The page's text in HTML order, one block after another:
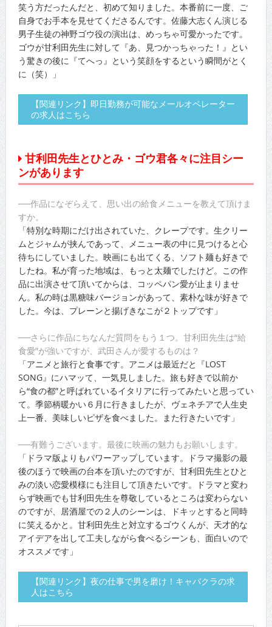
笑う方だったんだと、初めて知りました。本番前に一度、ご
自身でお手本を見せてくださるんです。佐藤大志くん演じる
男子生徒の神野ゴウ役の演出は、めっちゃ可愛かったです。
ゴウが甘利田先生に対して『あ、見つかっちゃった！』とい
う驚きの後に『てへっ』という笑顔をするという瞬間がとく
に（笑）」
【関連リンク】即日勤務が可能なメールオペレーター
の求人はこちら
甘利田先生とひとみ・ゴウ君各々に注目シー
ンがあります
──作品になぞらえて、思い出の給食メニューを教えて頂けま
すか。
「特別な時期にだけ出されていた、クレープです。生クリー
ムとジャムが挟んであって、メニュー表の中に見つけると心
待ちにしていました。映画にも出てくる、ソフト麺も好きで
したね。私が育った地域は、もっと太麺でしたけど。この作
品に出演させて頂いてからは、コッペパン愛が止まりませ
ん。私の時は黒糖味バージョンがあって、素朴な味が好きで
した。今は、プレーンと揚げきなこが２トップです」
──さらに作品にちなんだ質問をもう１つ。甘利田先生は“給
食愛”が強いですが、武田さんが愛するものは？
「アニメと旅行と食事です。アニメは最近だと『LOST
SONG』にハマッて、一気見しました。旅も好きで以前か
ら“食の都”と呼ばれているイタリアに行ってみたいと思ってい
て。季節柄暖かい６月に行きましたが、ヴェネチアで人生史
上一番、美味しいピザを食べました。また行きたいです」
──有難うございます。最後に映画の魅力もお願いします。
「ドラマ版よりもパワーアップしています。ドラマ撮影の最
後のほうで映画の台本を頂いたのですが、甘利田先生とひと
みの淡い恋愛模様にも注目して頂きたいです。ドラマと変わ
らず映画でも甘利田先生を尊敬しているところは変わらない
のですが、居酒屋での２人のシーンは、ドキッとすると同時
に笑えるかと。甘利田先生と対立するゴウくんが、天才的な
アイデアを出して工夫しながら食べるシーンも、面白いので
オススメです」
【関連リンク】夜の仕事で男を磨け！キャバクラの求
人はこちら